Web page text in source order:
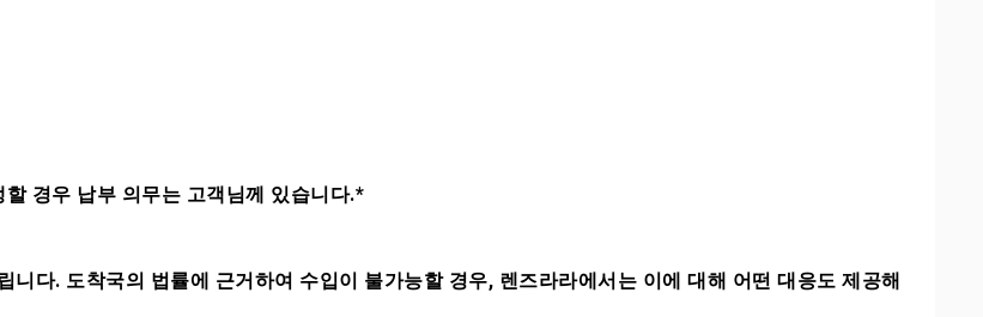
경우 납부 의무는 고객님께 있습니다.*
다. 도착국의 법률에 근거하여 수입이 불가능할 경우, 렌즈라라에서는 이에 대해 어떤 대응도 제공해